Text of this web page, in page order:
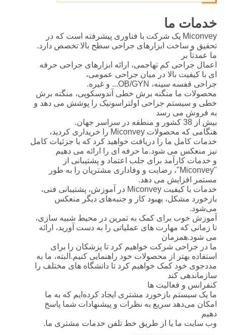
خدمات ما
Miconvey یک شرکت با فناوری پیشرفته است که در
تحقیق و ساخت ابزارهای جراحی سطح بالا تخصص دارد.
ما عمدتاً بر
اعمال جراحی کم تهاجمی، ارائه ابزارهای جراحی حرفه
ای با کیفیت بالا در میان جراحی عمومی،
جراحی قفسه سینه، OB/GYN... و غیره.
محصولات ما منگنه برش خطی آندوسکوپی، منگنه برش
خطی و سیستم جراحی اولتراسونیک را پوشش می دهد و
به فروش می رسد
بیش از 38 کشور و منطقه در سراسر جهان.
هنگامی که محصولات Miconvey را خریداری کردید،
خدمات کامل ما را دریافت خواهید کرد که با جزئیات کامل
نیز منعکس می شود.ما حرفه ای را ارائه می دهیم
و خدمات کارآمد برای جلب اعتماد و پشتیبانی از
"Miconvey"، رضایت و وفاداری مشتریان را به طور
مستمر افزایش می دهد.
خدمات با کیفیت Miconvey در آموزش، پشتیبانی فنی،
بازخورد مشکل، بهبود کار و جنبه‌های دیگر منعکس
می‌شود.
آموزش خوب برای کمک به تمرین در محیط شبیه سازی،
تا زمانی که مهارت های عملیاتی را به دست آورید، ارائه
می شود.همزمان
ما در جراحی شرکت خواهیم کرد تا پزشکان را برای
استفاده بهتر از محصولات خود راهنمایی کنیم.البته، ما به
مددجوی خود کمک خواهیم کرد تا دانشگاه های مختلف را
سازماندهی کند
کنفرانس و فعالیت ها
ما یک سیستم بازخورد مشتری ایجاد کرده‌ایم که به ما
امکان می‌دهد سریع به نظرات و پیشنهادات شما پاسخ
دهیم
وب سایت ما یا از طریق خط تلفن خدمات مشتری ما.